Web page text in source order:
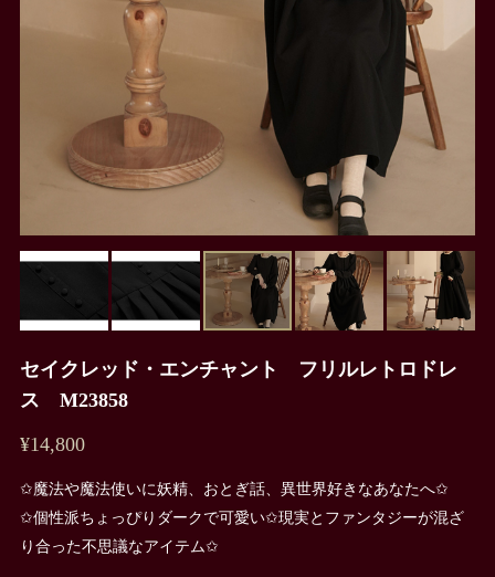
セイクレッド・エンチャント フリルレトロドレ
ス M23858
¥14,800
✩魔法や魔法使いに妖精、おとぎ話、異世界好きなあなたへ✩
✩個性派ちょっぴりダークで可愛い✩現実とファンタジーが混ざ
り合った不思議なアイテム✩